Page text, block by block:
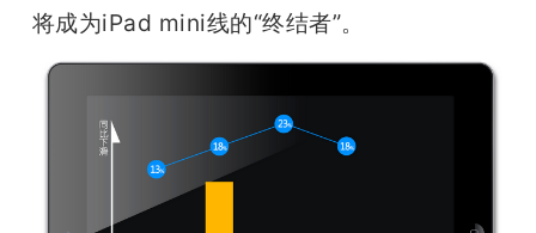
将成为iPad mini线的“终结者”。